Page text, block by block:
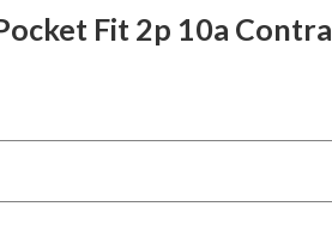
Fit 2p 10a Contra